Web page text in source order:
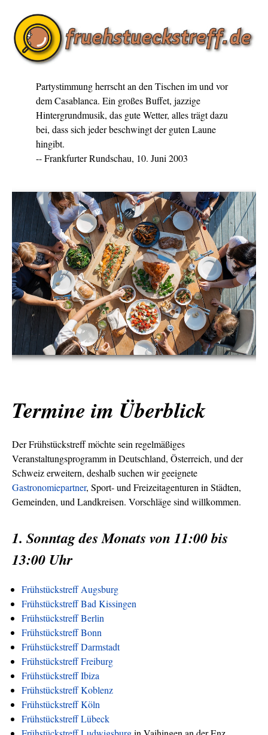
Partystimmung herrscht an den Tischen im und vor
dem Casablanca. Ein großes Buffet, jazzige
Hintergrundmusik, das gute Wetter, alles trägt dazu
bei, dass sich jeder beschwingt der guten Laune
hingibt.
-- Frankfurter Rundschau, 10. Juni 2003
Termine im Überblick
Der Frühstückstreff möchte sein regelmäßiges
Veranstaltungsprogramm in Deutschland, Österreich, und der
Schweiz erweitern, deshalb suchen wir geeignete
Gastronomiepartner, Sport- und Freizeitagenturen in Städten,
Gemeinden, und Landkreisen. Vorschläge sind willkommen.
1. Sonntag des Monats von 11:00 bis
13:00 Uhr
Frühstückstreff Augsburg
Frühstückstreff Bad Kissingen
Frühstückstreff Berlin
Frühstückstreff Bonn
Frühstückstreff Darmstadt
Frühstückstreff Freiburg
Frühstückstreff Ibiza
Frühstückstreff Koblenz
Frühstückstreff Köln
Frühstückstreff Lübeck